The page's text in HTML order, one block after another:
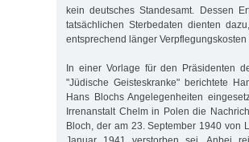
kein deutsches Standesamt. Dessen
tatsächlichen Sterbedaten dienten
entsprechend länger Verpflegungskosten
In einer Vorlage für den Präsidenten
"Jüdische Geisteskranke" berichtete
Hans Blochs Angelegenheiten
Irrenanstalt Chelm in Polen die
Bloch, der am 23. September 1940 von